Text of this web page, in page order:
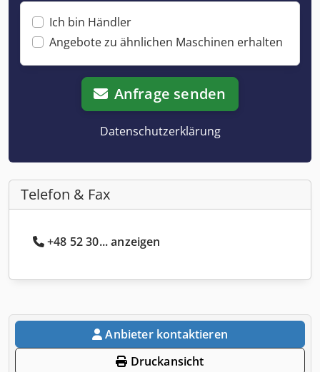
Ich bin Händler
Angebote zu ähnlichen Maschinen erhalten
Anfrage senden
Datenschutzerklärung
Telefon & Fax
+48 52 30... anzeigen
Anbieter kontaktieren
Druckansicht